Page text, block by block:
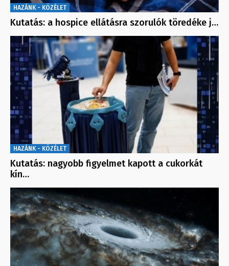
HAZÁNK - KÖZÉLET
Kutatás: a hospice ellátásra szorulók töredéke j…
HAZÁNK - KÖZÉLET
Kutatás: nagyobb figyelmet kapott a cukorkát
kín…